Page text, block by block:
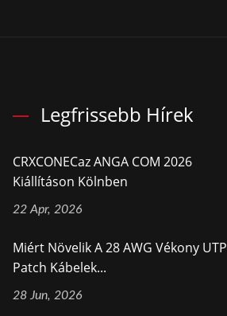
Legfrissebb Hírek
CRXCONECaz ANGA COM 2026
Kiállításon Kölnben
22 Apr, 2026
Miért Növelik A 28 AWG Vékony UTP
Patch Kábelek...
28 Jun, 2026